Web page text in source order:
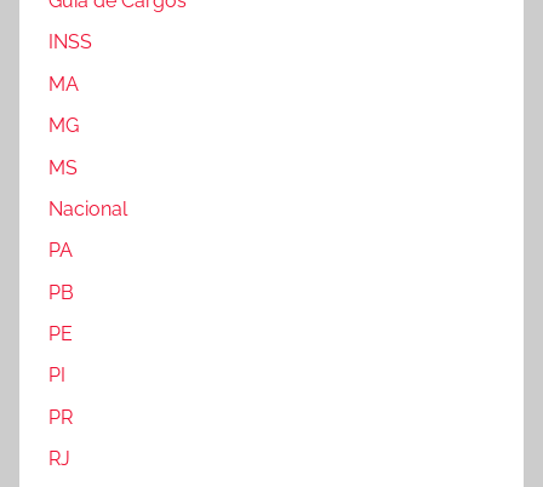
INSS
MA
MG
MS
Nacional
PA
PB
PE
PI
PR
RJ